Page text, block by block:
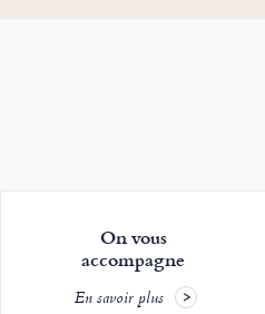
On vous
accompagne
En savoir plus